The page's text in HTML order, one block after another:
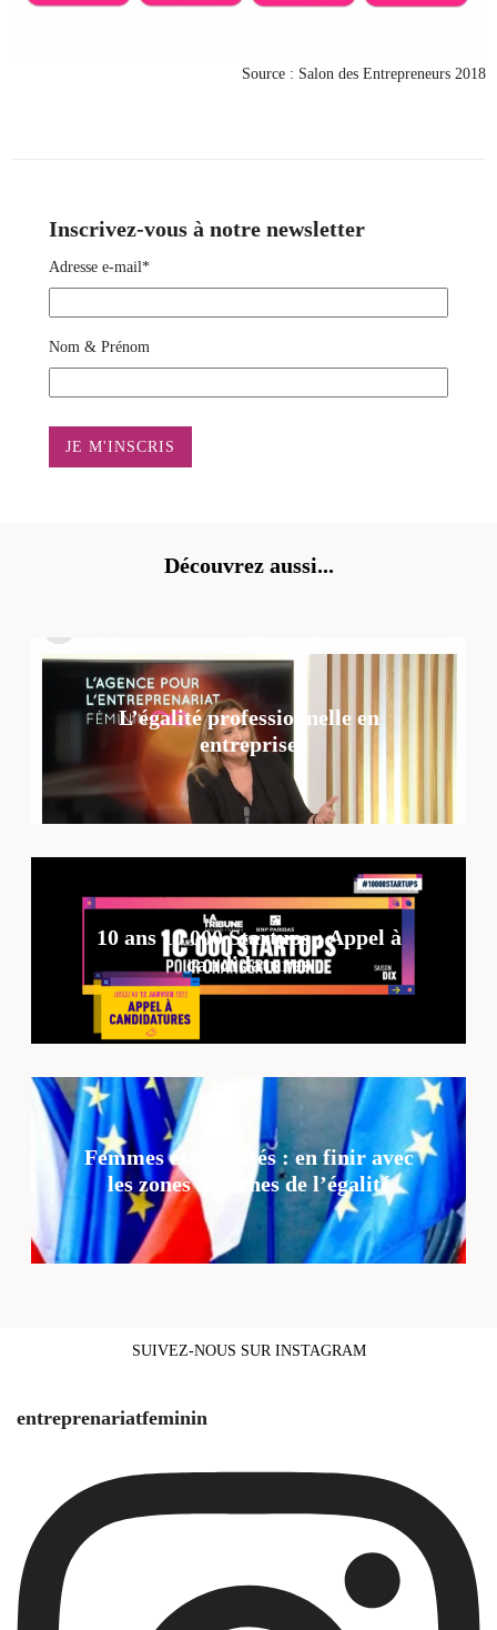
Source : Salon des Entrepreneurs 2018
Inscrivez-vous à notre newsletter
Adresse e-mail*
Nom & Prénom
Découvrez aussi...
L’égalité professionnelle en
entreprise
10 ans 10 000 Startups : Appel à
candidatures
Femmes et ruralités : en finir avec
les zones blanches de l’égalité
SUIVEZ-NOUS SUR INSTAGRAM
entreprenariatfeminin